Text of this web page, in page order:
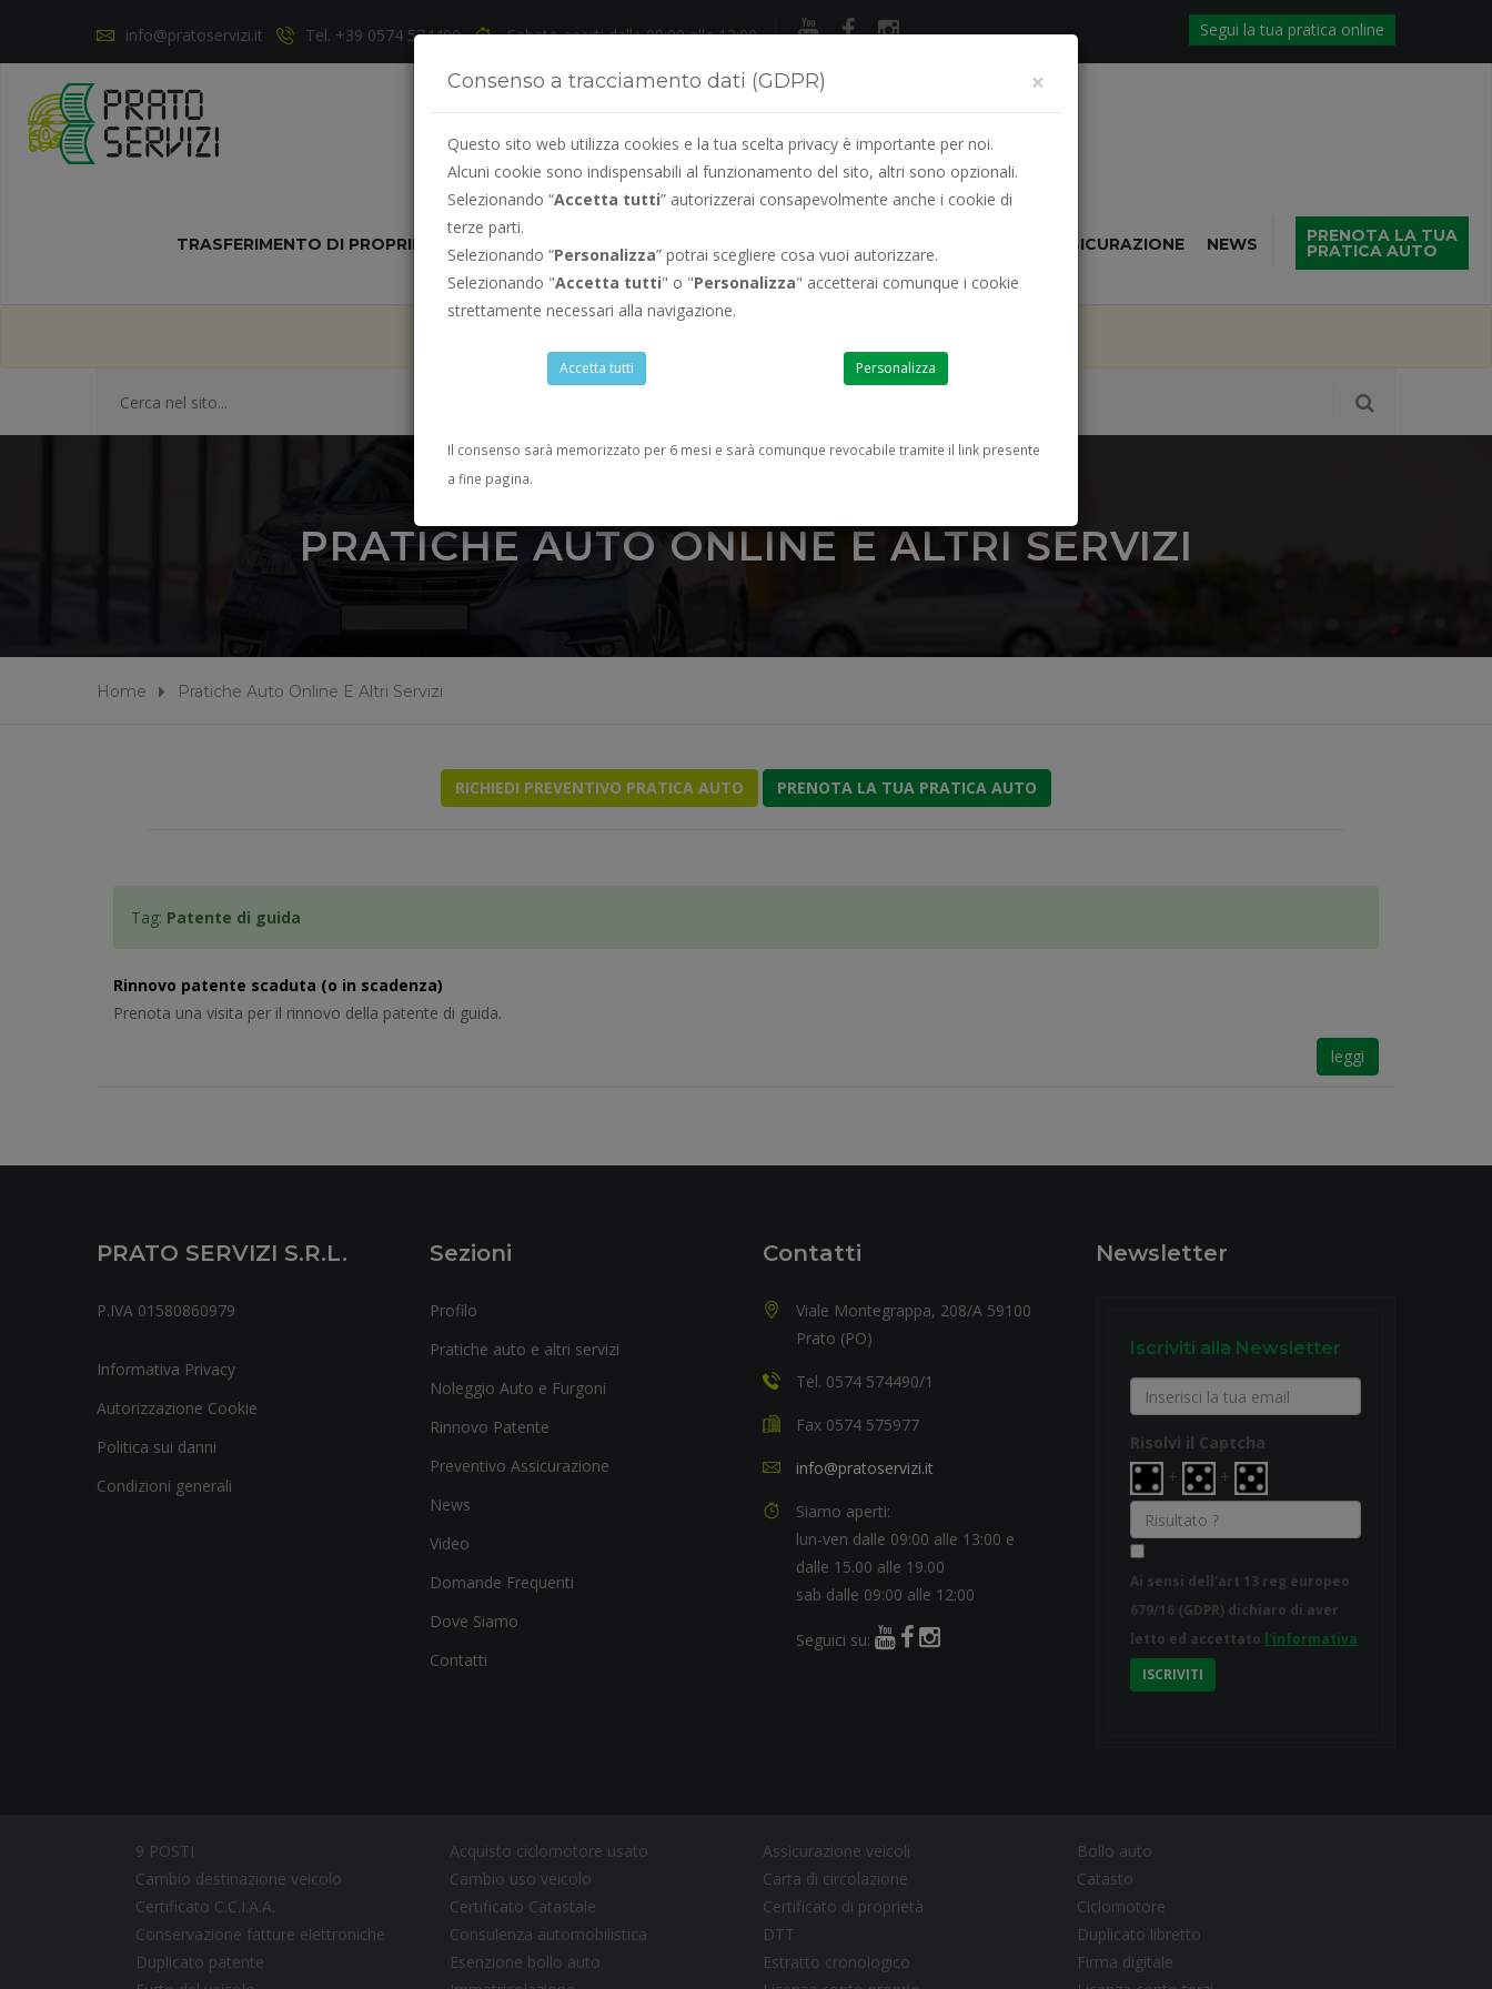
info@pratoservizi.it Tel. +39 0574 574490 Sabato aperti dalle 09:00 alle 12:00 Segui la tua pratica online
TRASFERIMENTO DI PROPRIETÀ NOLEGGIO RINNOVO PATENTE PREVENTIVO ASSICURAZIONE NEWS PRENOTA LA TUA
PRATICA AUTO
PRATICHE AUTO ONLINE E ALTRI SERVIZI
Home Pratiche Auto Online E Altri Servizi
RICHIEDI PREVENTIVO PRATICA AUTO PRENOTA LA TUA PRATICA AUTO
Tag: Patente di guida
Rinnovo patente scaduta (o in scadenza)
Prenota una visita per il rinnovo della patente di guida.
leggi
PRATO SERVIZI S.r.l.
P.IVA 01580860979
Informativa Privacy
Autorizzazione Cookie
Politica sui danni
Condizioni generali
Sezioni
Profilo
Pratiche auto e altri servizi
Noleggio Auto e Furgoni
Rinnovo Patente
Preventivo Assicurazione
News
Video
Domande Frequenti
Dove Siamo
Contatti
Contatti
Viale Montegrappa, 208/A 59100
Prato (PO)
Tel. 0574 574490/1
Fax 0574 575977
info@pratoservizi.it
Siamo aperti:
lun-ven dalle 09:00 alle 13:00 e
dalle 15.00 alle 19.00
sab dalle 09:00 alle 12:00
Seguici su:
Newsletter
Iscriviti alla Newsletter
Risolvi il Captcha
+
+
Ai sensi dell'art 13 reg europeo
679/16 (GDPR) dichiaro di aver
letto ed accettato l'informativa
ISCRIVITI
9 POSTI Acquisto ciclomotore usato Assicurazione veicoli
Bollo auto
Cambio destinazione veicolo
Cambio uso veicolo Carta di circolazione
Catasto
Certificato C.C.I.A.A.
Certificato Catastale Certificato di proprietà
Ciclomotore
Conservazione fatture elettroniche
Consulenza automobilistica DTT
Duplicato libretto
Duplicato patente
Esenzione bollo auto Estratto cronologico
Firma digitale
Consenso a tracciamento dati (GDPR) ×
Questo sito web utilizza cookies e la tua scelta privacy è importante per noi.
Alcuni cookie sono indispensabili al funzionamento del sito, altri sono opzionali.
Selezionando “Accetta tutti” autorizzerai consapevolmente anche i cookie di
terze parti.
Selezionando “Personalizza” potrai scegliere cosa vuoi autorizzare.
Selezionando "Accetta tutti" o "Personalizza" accetterai comunque i cookie
strettamente necessari alla navigazione.
Accetta tutti Personalizza
Il consenso sarà memorizzato per 6 mesi e sarà comunque revocabile tramite il link presente
a fine pagina.